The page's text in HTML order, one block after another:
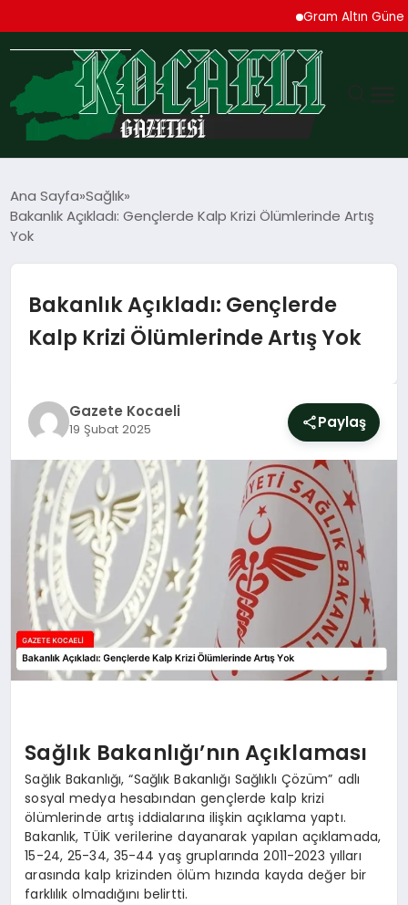
Gram Altın Güne
TEKNOLOJI
SIYASET
YAŞAM
DÜNYA
SAĞLIK
EĞITIM
Ana Sayfa Sağlık
Bakanlık Açıkladı: Gençlerde Kalp Krizi Ölümlerinde Artış
Yok
Bakanlık Açıkladı: Gençlerde
Kalp Krizi Ölümlerinde Artış Yok
Gazete Kocaeli
19 Şubat 2025 Paylaş
Sağlık Bakanlığı’nın Açıklaması
Sağlık Bakanlığı, “Sağlık Bakanlığı Sağlıklı Çözüm” adlı
sosyal medya hesabından gençlerde kalp krizi
ölümlerinde artış iddialarına ilişkin açıklama yaptı.
Bakanlık, TÜİK verilerine dayanarak yapılan açıklamada,
15-24, 25-34, 35-44 yaş gruplarında 2011-2023 yılları
arasında kalp krizinden ölüm hızında kayda değer bir
farklılık olmadığını belirtti.